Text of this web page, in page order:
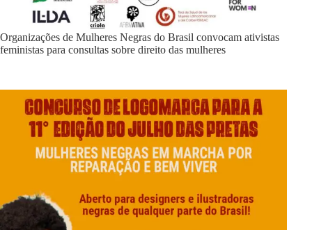
Organizações de Mulheres Negras do Brasil convocam ativistas
feministas para consultas sobre direito das mulheres